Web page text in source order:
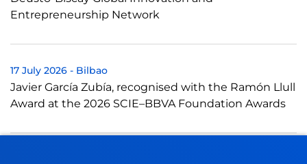
Entrepreneurship Network
17 July 2026 - Bilbao
Javier García Zubía, recognised with the Ramón Llull
Award at the 2026 SCIE–BBVA Foundation Awards